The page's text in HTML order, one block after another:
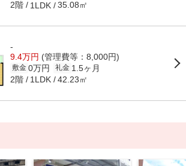
2階 1LDK 35.08㎡
-
9.4万円 (管理費等：8,000円)
敷金 0万円 礼金 1.5ヶ月
2階 1LDK 42.23㎡